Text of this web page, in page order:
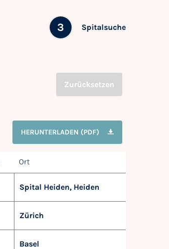
3 Spitalsuche
Zurücksetzen
HERUNTERLADEN (PDF)
Ort
Spital Heiden, Heiden
Zürich
Basel